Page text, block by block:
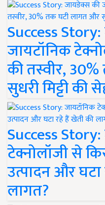
Success
जायटॉनिक
की तस्वीर,
सुधरी मिट्टी की
Success
टेक्नोलॉजी से
उत्पादन और
लागत?